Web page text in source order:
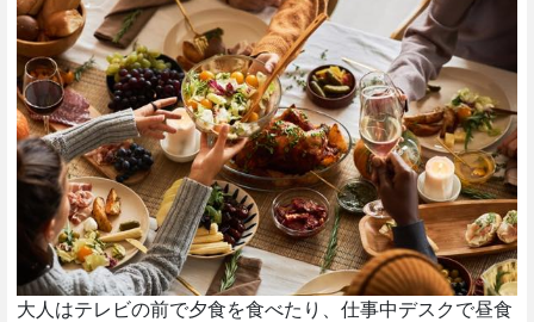
大人はテレビの前で夕食を食べたり、仕事中デスクで昼食